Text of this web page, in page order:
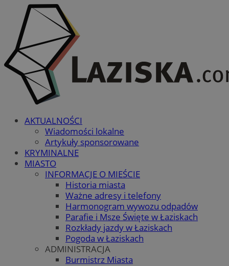
AKTUALNOŚCI
Wiadomości lokalne
Artykuły sponsorowane
KRYMINALNE
MIASTO
INFORMACJE O MIEŚCIE
Historia miasta
Ważne adresy i telefony
Harmonogram wywozu odpadów
Parafie i Msze Święte w Łaziskach
Rozkłady jazdy w Łaziskach
Pogoda w Łaziskach
ADMINISTRACJA
Burmistrz Miasta